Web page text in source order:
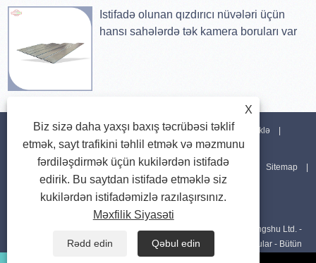
Istifadə olunan qızdırıcı nüvələri üçün
hansı sahələrdə tək kamera boruları var
Ev Haqqımızda Məhsullar Xəbərlər Yüklə
Sorğu göndərin Bizimlə əlaqə saxlayın Bağlantılar Sitemap
RSS XML Privacy Policy
Müəlliflik hüququ © 2023 Sinupower İstilik Ötürmə Boruları Changshu Ltd. -
Dəyirmi Kondensator Borusu, Düzbucaqlı Borular, Düz Oval Borular - Bütün
hüquqlar qorunur.
X
Biz sizə daha yaxşı baxış təcrübəsi təklif
etmək, sayt trafikini təhlil etmək və məzmunu
fərdiləşdirmək üçün kukilərdən istifadə
edirik. Bu saytdan istifadə etməklə siz
kukilərdən istifadəmizlə razılaşırsınız.
Məxfilik Siyasəti
Rədd edin Qəbul edin